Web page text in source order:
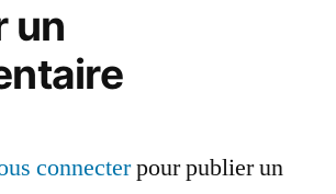
un
connecterpour publier un